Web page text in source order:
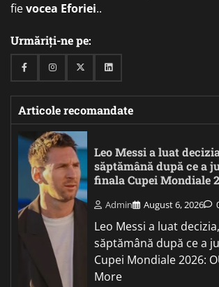
fievocea Eforiei..
Urmăriți-ne pe:
FacebookInstagramTwitterLinkedin
Articole recomandate
Leo Messi a luat
săptămână după ce a
finala Cupei Mondiale
Admin August 6, 2026
Leo Messi a luat
săptămână după ce a
Cupei Mondiale 2026:
More